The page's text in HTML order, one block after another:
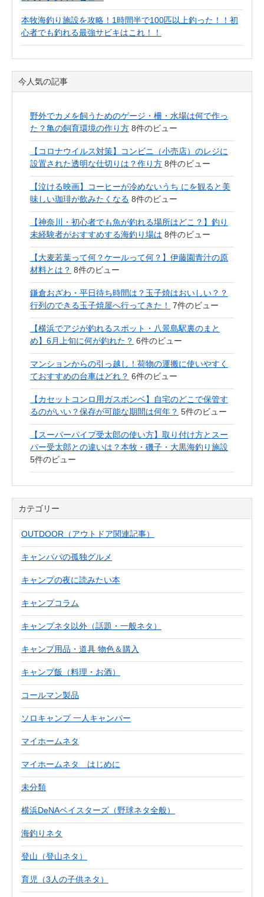
本牧海釣り施設を攻略！1時間半で100匹以上釣った！！初
心者でも釣れる最強サビキはこれ！！
今人気の記事
野外でカメを飼うためのゲージ・柵・水場は何で作っ
た？亀の飼育環境の作り方 8件のビュー
【コロナウイルス対策】コンビニ（小売店）のレジに
設置された透明な仕切りは？作り方 8件のビュー
【泣ける映画】コーヒーが冷めないうち にを観ると美
味しい珈琲が飲みたくなる 8件のビュー
【神奈川・初心者でも魚が釣れる場所はどこ？】釣り
未経験者がおすすめする海釣り場は 8件のビュー
【大麦若葉って何？ケールって何？】伊藤園青汁の原
材料とは？ 8件のビュー
鎌倉おざわ・平日待ち時間は？玉子焼はおいしい？？
行列のできる玉子焼屋へ行ってきた！
7件のビュー
【横浜でアジが釣れるスポット・八景島駅裏のまと
め】6月上旬に何が釣れた？ 6件のビュー
マンションからの引っ越し！荷物の運搬に使いやすく
ておすすめの台車はどれ？ 6件のビュー
【カセットコンロ用ガスボンベ】自宅のどこで保管す
るのがいい？保存が可能な期間は何年？ 5件のビュー
【スーパーパイプ受太郎の使い方】取り付け方とスー
パー受太郎との違いは？本牧・磯子・大黒海釣り施設
5件のビュー
カテゴリー
OUTDOOR（アウトドア関連記事）
キャンパパの孤独グルメ
キャンプの夜に読みたい本
キャンプコラム
キャンプネタ以外（話題・一般ネタ）
キャンプ用品・道具 物色＆購入
キャンプ飯（料理・お酒）
コールマン製品
ソロキャンプ 一人キャンパー
マイホームネタ
マイホームネタ はじめに
未分類
横浜DeNAベイスターズ（野球ネタ全般）
海釣りネタ
登山（登山ネタ）
育児（3人の子供ネタ）